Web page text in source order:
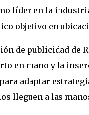
líder en la
objetivo en
de publicidad de
en mano y la
adaptar
lleguen a las